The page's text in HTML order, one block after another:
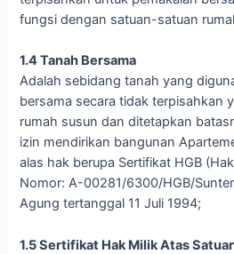
fungsi dengan satuan-satuan
1.4 Tanah Bersama
Adalah sebidang tanah yang
bersama secara tidak terpisahkan
rumah susun dan ditetapkan
izin mendirikan bangunan
alas hak berupa Sertifikat HGB
Nomor: A-00281/6300/HGB/Sunter
Agung tertanggal 11 Juli 1994;
1.5 Sertifikat Hak Milik Atas